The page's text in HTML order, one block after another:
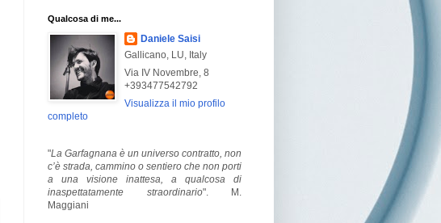
Qualcosa di me...
Daniele Saisi
Gallicano, LU, Italy
Via IV Novembre, 8
+393477542792
Visualizza il mio profilo
completo
"La Garfagnana è un universo contratto, non
c’è strada, cammino o sentiero che non porti
a una visione inattesa, a qualcosa di
inaspettatamente straordinario". M.
Maggiani